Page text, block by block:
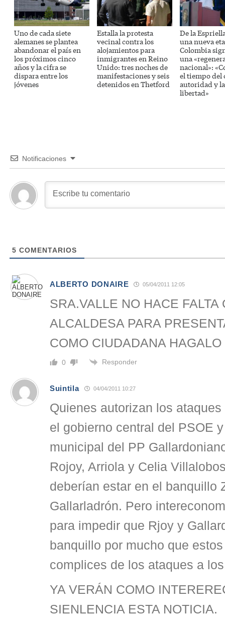
Uno de cada siete
alemanes se plantea
abandonar el país en
los próximos cinco
años y la cifra se
dispara entre los
jóvenes
Estalla la protesta
vecinal contra los
alojamientos para
inmigrantes en Reino
Unido: tres noches de
manifestaciones y seis
detenidos en Thetford
De la
una nueva
Colombia
una
nacional»:
el tiempo del
autoridad y la
libertad»
Notificaciones
5 COMENTARIOS
ALBERTO DONAIRE 05/04/2011 12:05
SRA.VALLE NO HACE FALTA
ALCALDESA PARA
COMO CIUDADANA
0 Responder
Suintila 04/04/2011 10:27
Quienes autorizan los
el gobierno central del PSOE
municipal del PP
Rojoy, Arriola y Celia
deberían estar en el banquillo
Gallarladrón. Pero
para impedir que Rjoy y
banquillo por mucho que
complices de los ataques a
YA VERÁN COMO
SIENLENCIA ESTA NOTICIA.